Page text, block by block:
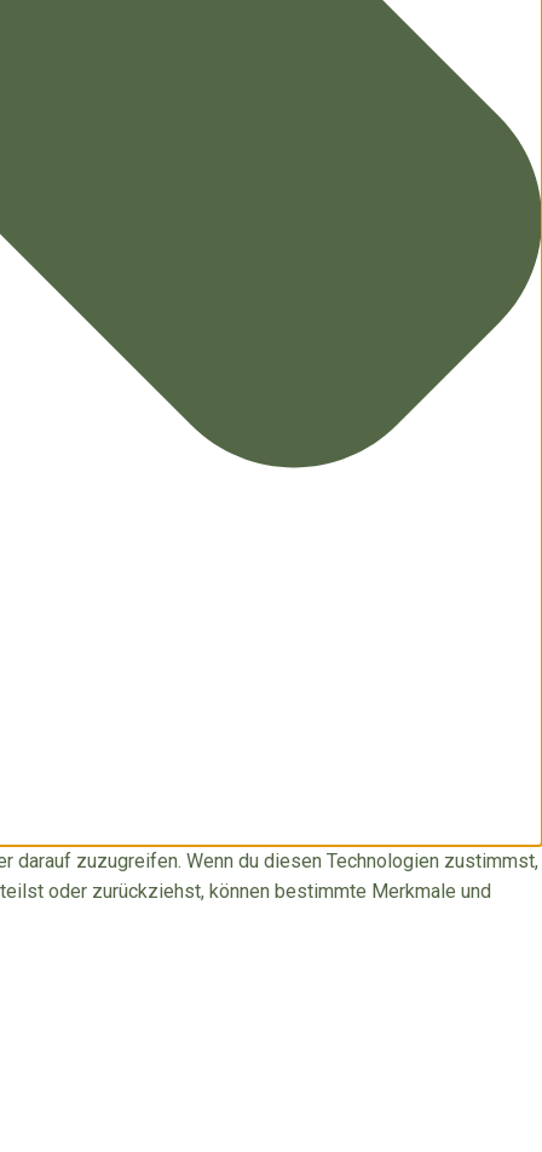
darauf zuzugreifen. Wenn du diesen Technologien zustimmst,
oder zurückziehst, können bestimmte Merkmale und